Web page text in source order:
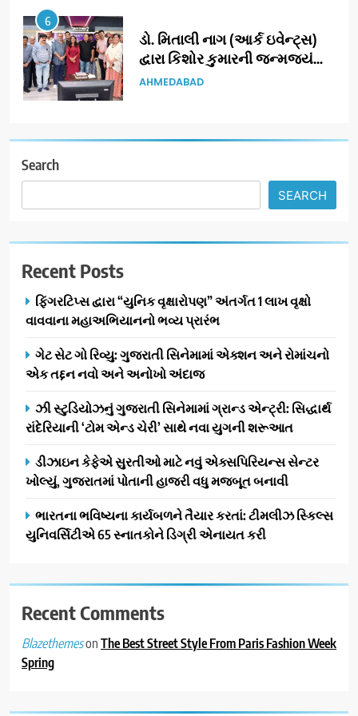
6
ડો. મિતાલી નાગ (આર્ક ઇવેન્ટ્સ)
દ્વારા કિશોર કુમારની જન્મજયંતિ
નિમિત્તે સંગીતમય શ્રદ્ધાંજલિ
AHMEDABAD
177 દેશો અને 52 લાખ દર્શકો:
(JOJO) નો વિશ્વભરમાં દબદબો
અમદાવાદમાં યોજાયેલા ‘ઓકલ્ટ
કાર્ડ રીડિંગ અંગે માહિતી આપી
AHMEDABAD
ફિંગરટિપ્સ દ્વારા “યુનિક
વૃક્ષારોપણ” અંતર્ગત 1 લાખ વૃક્ષો
પ્રારંભ
AHMEDABAD
ગેટ સેટ ગો રિવ્યુ: ગુજરાતી
સિનેમામાં એક્શન અને રોમાંચનો
અંદાજ
ગ્રાન્ડ એન્ટ્રી: સિદ્ધાર્થ રાંદેરિયાની
‘ટોમ એન્ડ ચેરી’ સાથે નવા યુગની
શરૂઆત
ENTERTAINMENT
4
ગુજરાતમાં પોતાની હાજરી વધુ
Search
SEARCH
Recent Posts
ફિંગરટિપ્સ દ્વારા “યુનિક વૃક્ષારોપણ” અંતર્ગત 1 લાખ વૃક્ષો
વાવવાના મહાઅભિયાનનો ભવ્ય પ્રારંભ
ગેટ સેટ ગો રિવ્યુ: ગુજરાતી સિનેમામાં એક્શન અને રોમાંચનો
એક તદ્દન નવો અને અનોખો અંદાજ
ઝી સ્ટુડિયોઝનું ગુજરાતી સિનેમામાં ગ્રાન્ડ એન્ટ્રી: સિદ્ધાર્થ
રાંદેરિયાની ‘ટોમ એન્ડ ચેરી’ સાથે નવા યુગની શરૂઆત
ડીઝાઇન કેફેએ સુરતીઓ માટે નવું એક્સપિરિયન્સ સેન્ટર
ખોલ્યું, ગુજરાતમાં પોતાની હાજરી વધુ મજબૂત બનાવી
ભારતના ભવિષ્યના કાર્યબળને તૈયાર કરતાં: ટીમલીઝ સ્કિલ્સ
યુનિવર્સિટીએ 65 સ્નાતકોને ડિગ્રી એનાયત કરી
Recent Comments
BlazethemesonThe Best Street Style From Paris Fashion Week
Spring